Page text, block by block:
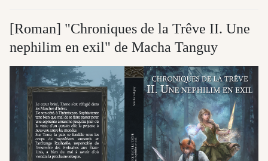
[Roman] "Chroniques de la Trêve II. Une
nephilim en exil" de Macha Tanguy